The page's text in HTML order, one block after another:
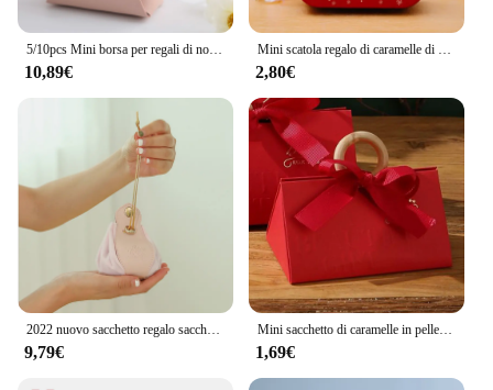
10,89€ 2,80€
9,79€
Mini sacchetto di caramelle in pelle tenuto in mano Halloween Christmas Birthday Party Wedding confezione regalo di san valentino per cioccolato
1,69€